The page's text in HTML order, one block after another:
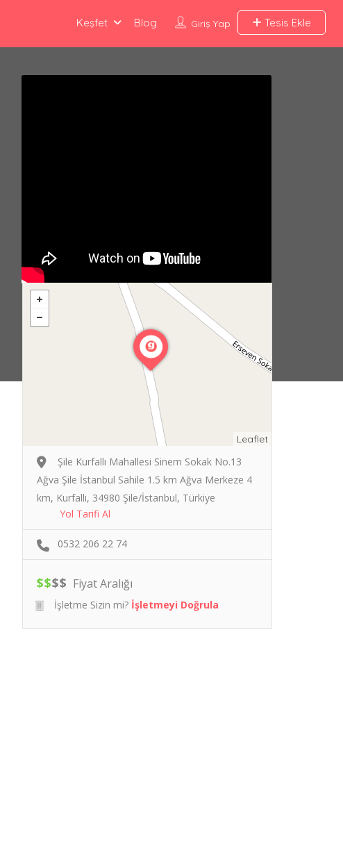
Giriş Yap Tesis Ekle
Keşfet Blog
Leaflet
Şile Kurfallı Mahallesi Sinem Sokak No.13
Ağva Şile İstanbul Sahile 1.5 km Ağva Merkeze 4
km, Kurfallı, 34980 Şile/İstanbul, Türkiye
Yol Tarifi Al
0532 206 22 74
$$$$ Fiyat Aralığı
İşletme Sizin mi? İşletmeyi Doğrula